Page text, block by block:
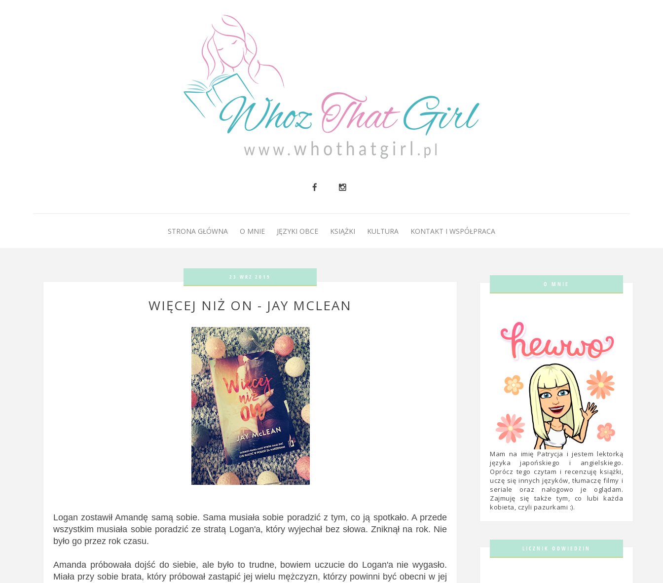
O MNIE
STRONA GŁÓWNA O MNIE JĘZYKI OBCE KSIĄŻKI KULTURA KONTAKT I WSPÓŁPRACA
23 WRZ 2019
WIĘCEJ NIŻ ON - JAY MCLEAN
Logan zostawił Amandę samą sobie. Sama musiała sobie poradzić z tym, co ją spotkało. A przede
wszystkim musiała sobie poradzić ze stratą Logan'a, który wyjechał bez słowa. Zniknął na rok. Nie
było go przez rok czasu.
Amanda próbowała dojść do siebie, ale było to trudne, bowiem uczucie do Logan'a nie wygasło.
Miała przy sobie brata, który próbował zastąpić jej wielu mężczyzn, którzy powinni być obecni w jej
O MNIE
Mam na imię Patrycja i jestem lektorką
języka japońskiego i angielskiego.
Oprócz tego czytam i recenzuję książki,
uczę się innych języków, tłumaczę filmy i
seriale oraz nałogowo je oglądam.
Zajmuję się także tym, co lubi każda
kobieta, czyli pazurkami :).
LICZNIK ODWIEDZIN